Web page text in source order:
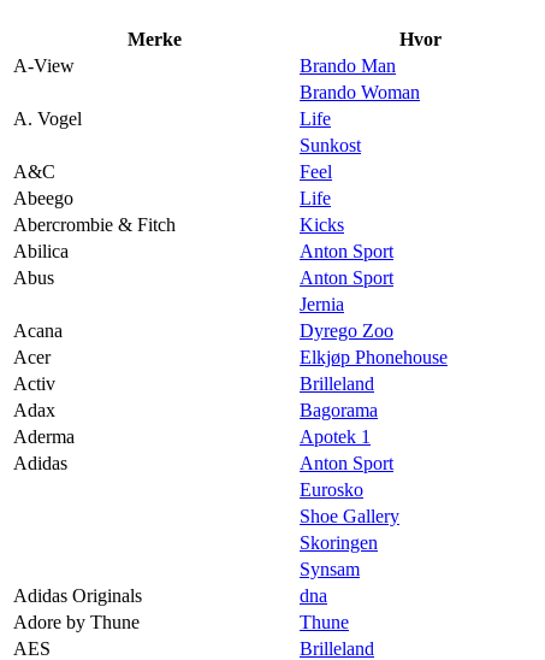
Inspirasjon
Merke
Hvor
A-View
Brando Man
Brando Woman
A. Vogel
Life
Sunkost
A&C
Feel
Abeego
Life
Abercrombie & Fitch
Kicks
Abilica
Anton Sport
Abus
Anton Sport
Jernia
Acana
Dyrego Zoo
Acer
Elkjøp Phonehouse
Activ
Brilleland
Adax
Bagorama
Aderma
Apotek 1
Adidas
Anton Sport
Eurosko
Shoe Gallery
Skoringen
Synsam
Adidas Originals
dna
Adore by Thune
Thune
AES
Brilleland